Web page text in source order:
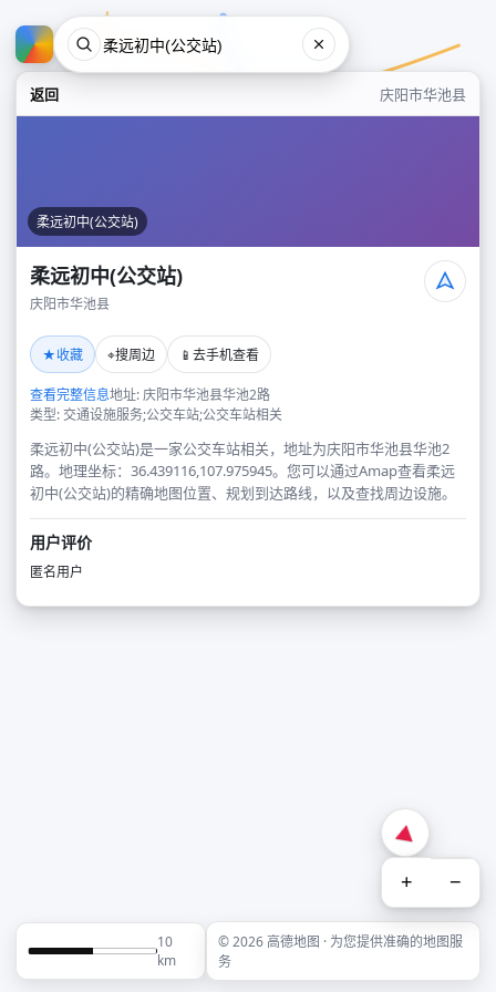
返回 庆阳市华池县
柔远初中(公交站)
柔远初中(公交站)
庆阳市华池县
★收藏 ⌖搜周边 📱 去手机查看
查看完整信息地址: 庆阳市华池县华池2路
类型: 交通设施服务;公交车站;公交车站相关
柔远初中(公交站)是一家公交车站相关，地址为庆阳市华池县华池2
路。地理坐标：36.439116,107.975945。您可以通过Amap查看柔远
初中(公交站)的精确地图位置、规划到达路线，以及查找周边设施。
用户评价
匿名用户
+ −
10
km
© 2026 高德地图 · 为您提供准确的地图服
务